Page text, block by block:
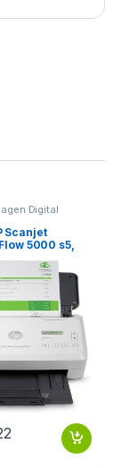
Digital
Scanjet
5000 s5,
Dúplex,
S5